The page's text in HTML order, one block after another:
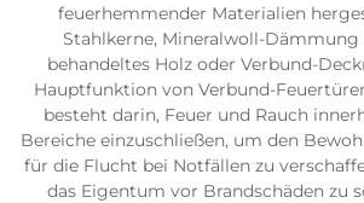
Anwendung
Nachrichten
Kontaktieren Sie Uns
feuerhemmender Materialien
Stahlkerne, Mineralwoll-Dämmung
behandeltes Holz oder Verbund-
Hauptfunktion von Verbund-
besteht darin, Feuer und Rauch
Bereiche einzuschließen, um den
für die Flucht bei Notfällen zu
das Eigentum vor Brandschäden zu